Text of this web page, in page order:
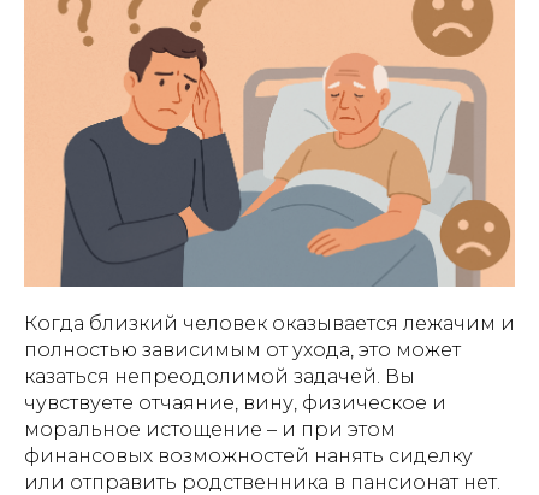
Когда близкий человек оказывается лежачим и
полностью зависимым от ухода, это может
казаться непреодолимой задачей. Вы
чувствуете отчаяние, вину, физическое и
моральное истощение – и при этом
финансовых возможностей нанять сиделку
или отправить родственника в пансионат нет.